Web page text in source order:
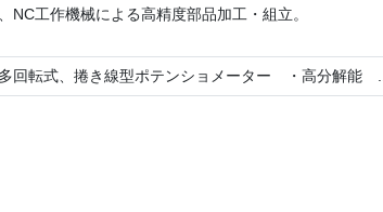
NC工作機械による高精度部品加工・組立。
回転式、捲き線型ポテンショメーター ・高分解能 ...